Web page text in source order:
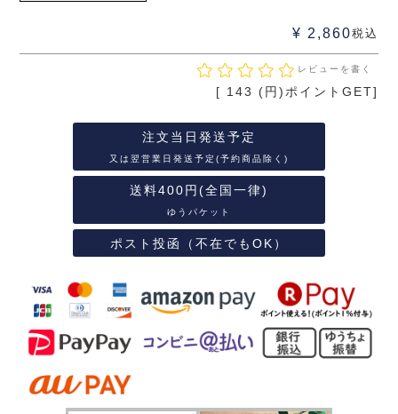
¥ 2,860税込
レビューを書く
[ 143 (円)ポイントGET]
注文当日発送予定
又は翌営業日発送予定(予約商品除く)
送料400円(全国一律)
ゆうパケット
ポスト投函（不在でもOK）